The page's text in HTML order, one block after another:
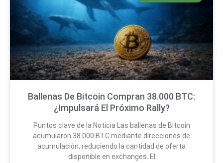
Ballenas De Bitcoin Compran 38.000 BTC:
¿Impulsará El Próximo Rally?
Puntos clave de la Noticia Las ballenas de Bitcoin
acumularon 38.000 BTC mediante direcciones de
acumulación, reduciendo la cantidad de oferta
disponible en exchanges. El